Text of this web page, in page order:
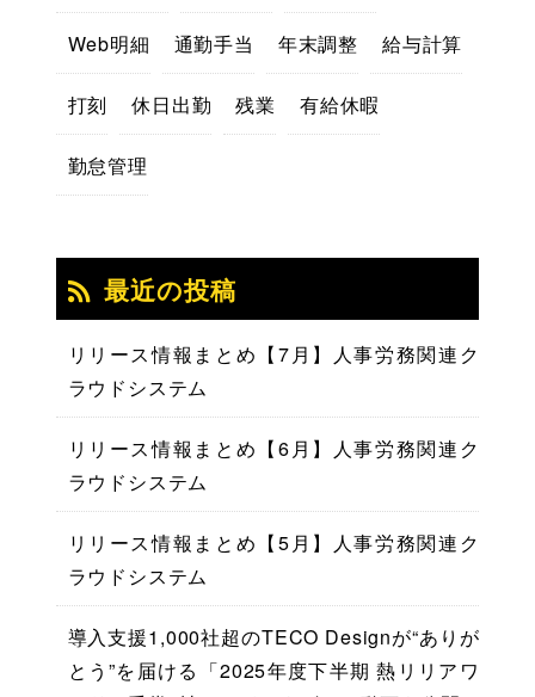
Web明細 通勤手当 年末調整 給与計算
打刻 休日出勤 残業 有給休暇
勤怠管理
最近の投稿
リリース情報まとめ【7月】人事労務関連ク
ラウドシステム
リリース情報まとめ【6月】人事労務関連ク
ラウドシステム
リリース情報まとめ【5月】人事労務関連ク
ラウドシステム
導入支援1,000社超のTECO Designが“ありが
とう”を届ける「2025年度下半期 熱リリアワ